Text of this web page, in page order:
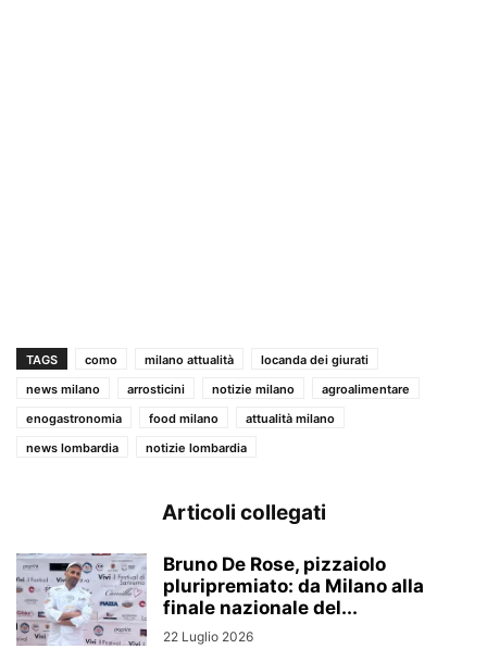
TAGS como milano attualità
locanda dei giurati
news milano
arrosticini notizie milano
agroalimentare
enogastronomia
food milano
attualità milano
news lombardia
notizie lombardia
Articoli collegati
Bruno De Rose, pizzaiolo
pluripremiato: da Milano alla
finale nazionale del...
22 Luglio 2026